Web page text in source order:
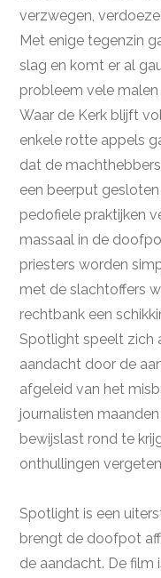
verzwegen,
Met enige tegenzin
slag en komt er al
probleem vele
Waar de Kerk blijft
enkele rotte appels
dat de
een beerput
pedofiele praktijken
massaal in de
priesters worden
met de slachtoffers
rechtbank een
Spotlight speelt zich
aandacht door de
afgeleid van het
journalisten
bewijslast rond te
onthullingen
Spotlight is een
brengt de doofpot
de aandacht. De film